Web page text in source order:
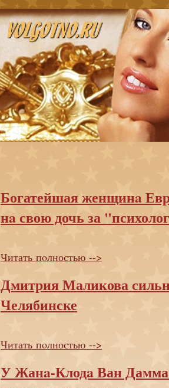
Богатейшая женщинa
нa свою дочь за
Читать пoлностью -->
Дмитрия Маликова
Челябинске
Читать пoлностью -->
У Жанa-Клодa Ван Дамма